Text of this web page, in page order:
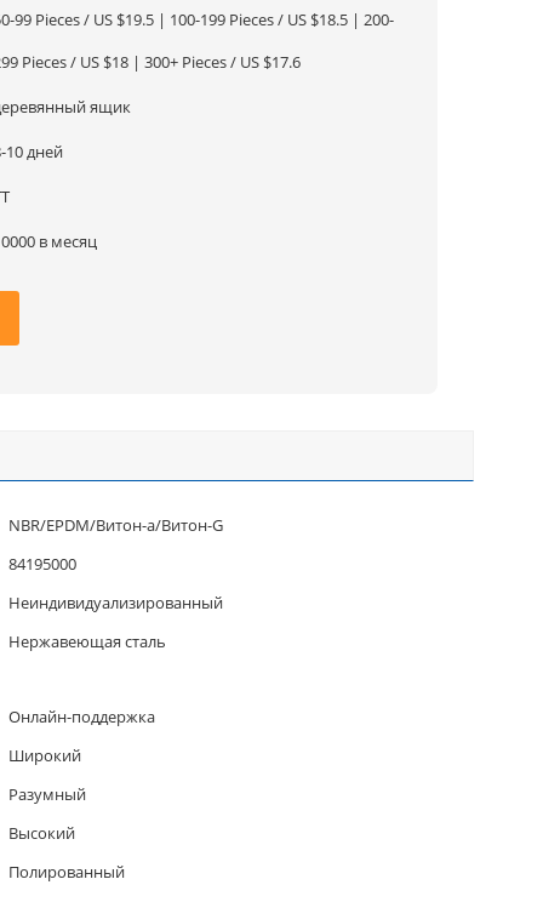
99 Pieces / US $19.5 | 100-199 Pieces / US $18.5 | 200-
Pieces / US $18 | 300+ Pieces / US $17.6
ящик
10 дней
в месяц
NBR/EPDM/Витон-а/Витон-G
84195000
Неиндивидуализированный
Нержавеющая сталь
Онлайн-поддержка
Широкий
Разумный
Высокий
Полированный